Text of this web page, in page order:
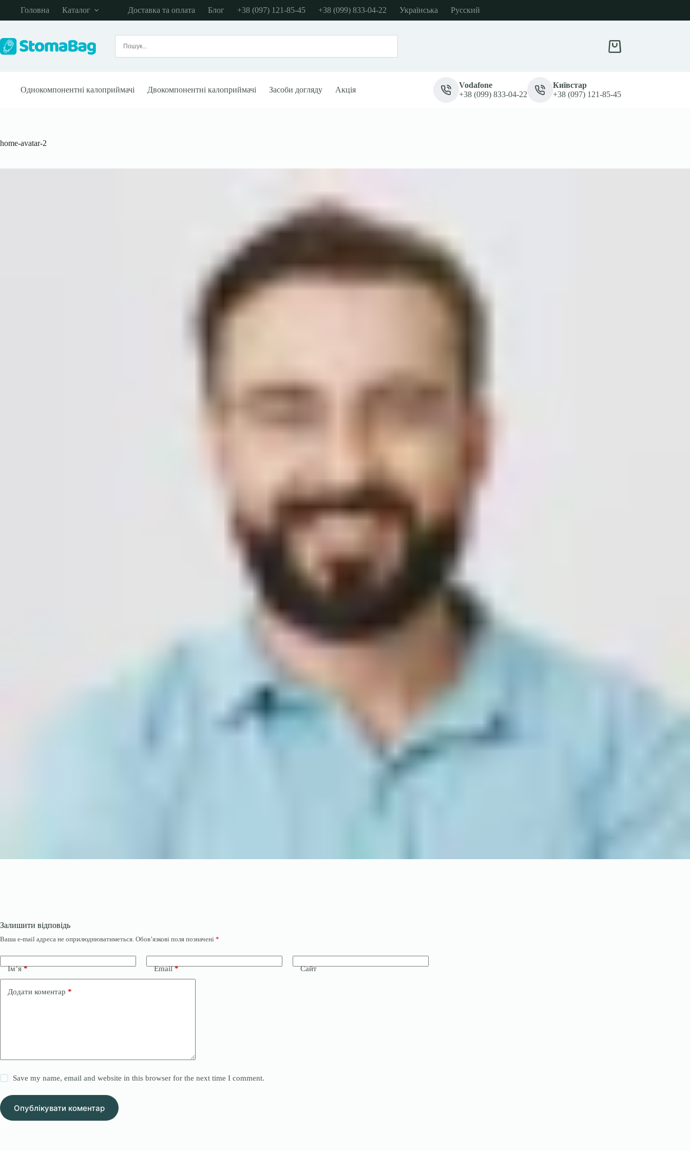
вмісту
Головна Каталог Доставка та оплата Блог +38 (097) 121-85-45 +38 (099) 833-04-22 Українська Русский
Кошик
Однокомпонентні калоприймачі Двокомпонентні калоприймачі Засоби догляду Акція
Vodafone
+38 (099) 833-04-22
Київстар
+38 (097) 121-85-45
home-avatar-2
Залишити відповідь
Ваша e-mail адреса не оприлюднюватиметься. Обов’язкові поля позначені *
Ім’я* Email* Сайт
Додати коментар *
Save my name, email and website in this browser for the next time I comment.
Опублікувати коментар